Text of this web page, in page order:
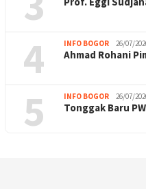
4 INFO BOGOR 26/07/
Ahmad Rohani
5 INFO BOGOR 26/07/
Tonggak Baru